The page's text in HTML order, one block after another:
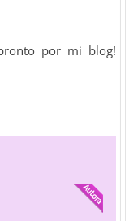
por mi blog!